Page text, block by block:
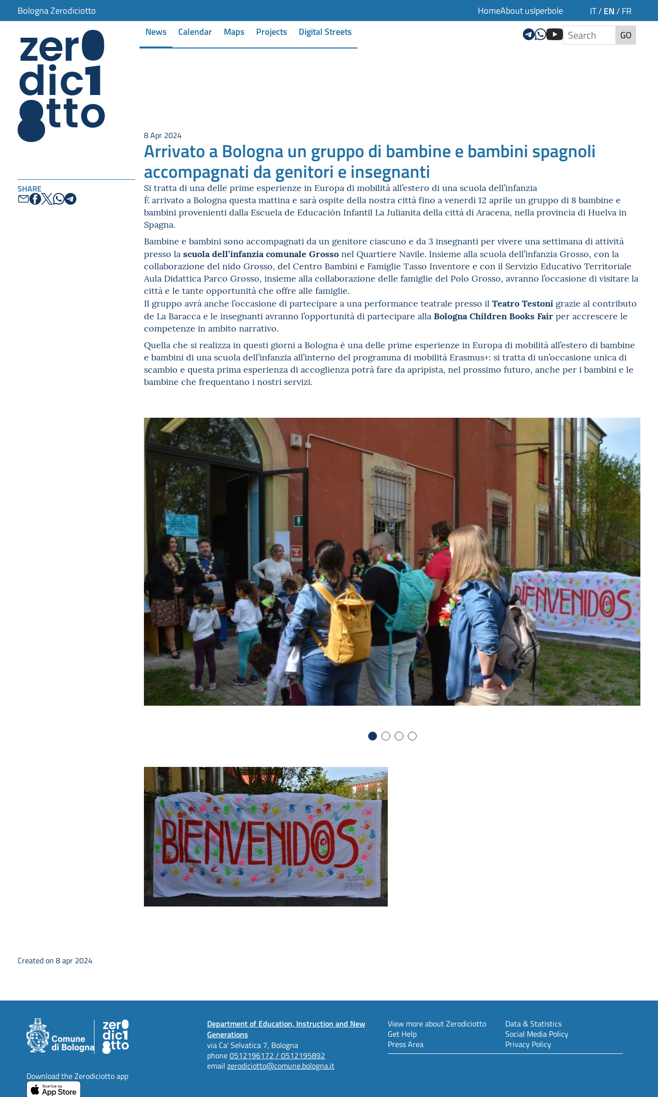
item 1 of 4Bologna Zerodiciotto HomeAbout usIperbole IT/ EN / FR
News Calendar Maps Projects Digital Streets GO
SHARE
8 Apr 2024
Arrivato a Bologna un gruppo di bambine e bambini spagnoli
accompagnati da genitori e insegnanti
Si tratta di una delle prime esperienze in Europa di mobilità all’estero di una scuola dell’infanzia
È arrivato a Bologna questa mattina e sarà ospite della nostra città fino a venerdì 12 aprile un gruppo di 8 bambine e
bambini provenienti dalla Escuela de Educación Infantil La Julianita della città di Aracena, nella provincia di Huelva in
Spagna.
Bambine e bambini sono accompagnati da un genitore ciascuno e da 3 insegnanti per vivere una settimana di attività
presso la scuola dell’infanzia comunale Grosso nel Quartiere Navile. Insieme alla scuola dell’infanzia Grosso, con la
collaborazione del nido Grosso, del Centro Bambini e Famiglie Tasso Inventore e con il Servizio Educativo Territoriale
Aula Didattica Parco Grosso, insieme alla collaborazione delle famiglie del Polo Grosso, avranno l’occasione di visitare la
città e le tante opportunità che offre alle famiglie.
Il gruppo avrà anche l’occasione di partecipare a una performance teatrale presso il Teatro Testoni grazie al contributo
de La Baracca e le insegnanti avranno l’opportunità di partecipare alla Bologna Children Books Fair per accrescere le
competenze in ambito narrativo.
Quella che si realizza in questi giorni a Bologna è una delle prime esperienze in Europa di mobilità all’estero di bambine
e bambini di una scuola dell’infanzia all’interno del programma di mobilità Erasmus+: si tratta di un’occasione unica di
scambio e questa prima esperienza di accoglienza potrà fare da apripista, nel prossimo futuro, anche per i bambini e le
bambine che frequentano i nostri servizi.
Created on 8 apr 2024
Department of Education, Instruction and New
Generations
via Ca' Selvatica 7, Bologna
phone0512196172 / 0512195892
email zerodiciotto@comune.bologna.it
View more about Zerodiciotto
Get Help
Press Area
Data & Statistics
Social Media Policy
Privacy Policy
Download the Zerodiciotto app